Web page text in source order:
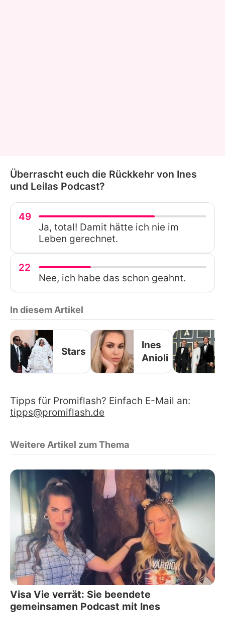
Überrascht euch die Rückkehr von Ines
und Leilas Podcast?
49
Ja, total! Damit hätte ich nie im
Leben gerechnet.
22
Nee, ich habe das schon geahnt.
In diesem Artikel
Stars
Ines
Anioli
Tipps für Promiflash? Einfach E-Mail an:
tipps@promiflash.de
Weitere Artikel zum Thema
Visa Vie verrät: Sie beendete
gemeinsamen Podcast mit Ines